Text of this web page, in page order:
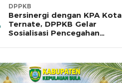
DPPKB
Bersinergi dengan KPA Kota
Ternate, DPPKB Gelar
Sosialisasi Pencegahan